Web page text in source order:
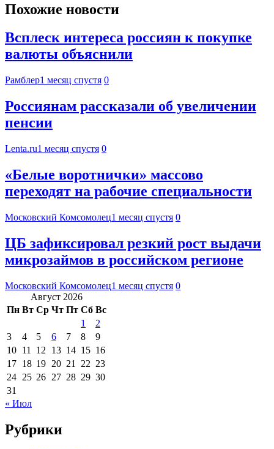
Похожие новости
Всплеск интереса россиян к покупке
валюты объяснили
Рамблер1 месяц спустя 0
Россиянам рассказали об увеличении
пенсии
Lenta.ru1 месяц спустя 0
«Белые воротнички» массово
переходят на рабочие специальности
Московский Комсомолец1 месяц спустя 0
ЦБ зафиксировал резкий рост выдачи
микрозаймов в российском регионе
Московский Комсомолец1 месяц спустя 0
Август 2026
Пн Вт Ср Чт Пт Сб Вс
1
2
3
4 5 6 7 8
9
10 11 12 13 14 15 16
17 18 19 20 21 22 23
24 25 26 27 28 29 30
31
« Июл
Рубрики